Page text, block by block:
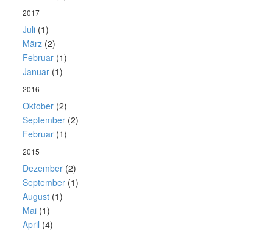
2017
Juli (1)
März (2)
Februar (1)
Januar (1)
2016
Oktober (2)
September (2)
Februar (1)
2015
Dezember (2)
September (1)
August (1)
Mai (1)
April (4)